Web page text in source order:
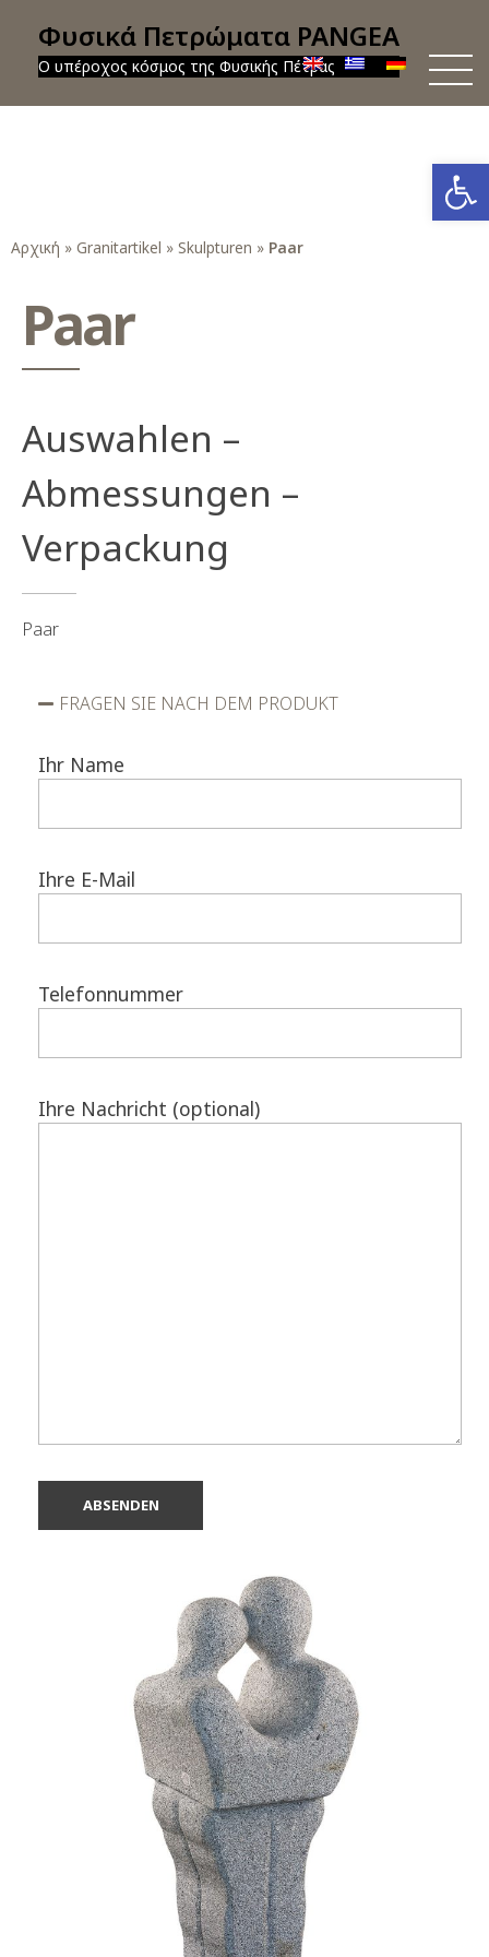
Φυσικά Πετρώματα PANGEA
Ο υπέροχος κόσμος της Φυσικής Πέτρας
Αρχική » Granitartikel » Skulpturen » Paar
Auswahlen –
Abmessungen –
Verpackung
Paar
FRAGEN SIE NACH DEM PRODUKT
Ihr Name
Ihre E-Mail
Telefonnummer
Ihre Nachricht (optional)
Paar